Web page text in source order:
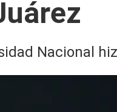
Nacional